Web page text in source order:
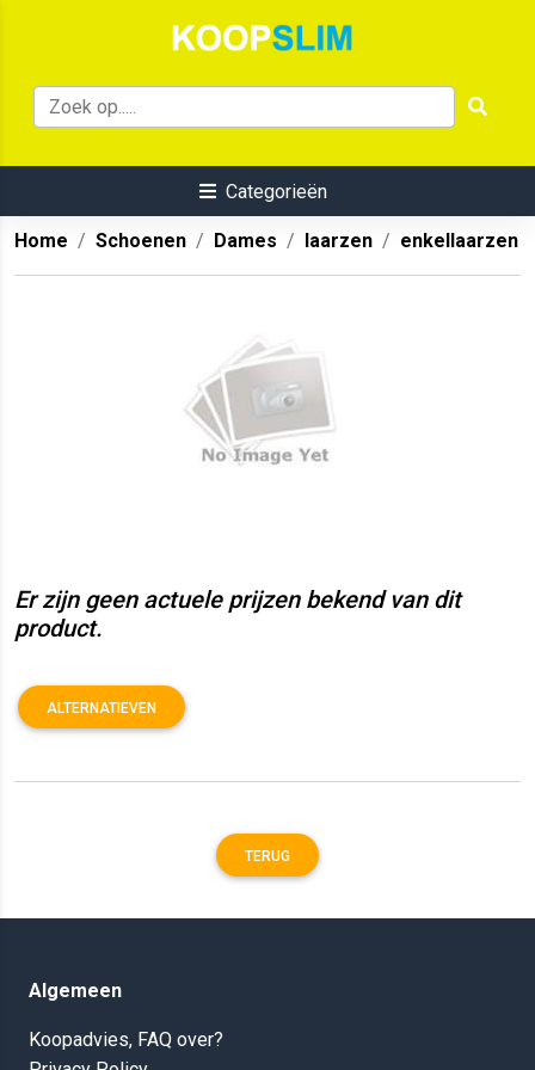
Categorieën
Home Schoenen Dames laarzen enkellaarzen
Er zijn geen actuele prijzen bekend van dit
product.
ALTERNATIEVEN
TERUG
Algemeen
Koopadvies, FAQ over?